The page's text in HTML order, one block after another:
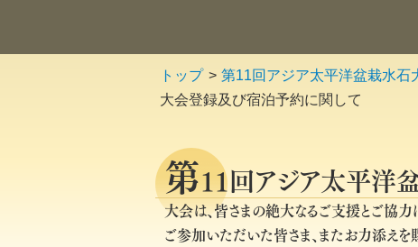
トップ 第11回アジア太平洋盆栽水石
大会登録及び宿泊予約に関して
第11回アジア太平洋
大会は、皆さまの絶大なるご支援とご協力
ご参加いただいた皆さま、またお力添えを